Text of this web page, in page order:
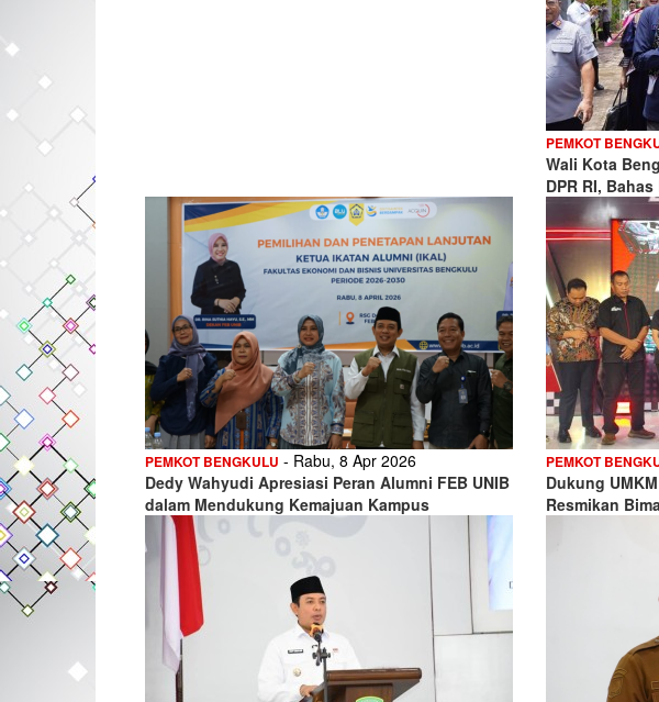
PEMKOT
Wali Kota
DPR RI,
PEMKOT BENGKULU - Rabu, 8 Apr 2026
Dedy Wahyudi Apresiasi Peran Alumni FEB UNIB
dalam Mendukung Kemajuan Kampus
PEMKOT
Dukung
Resmikan